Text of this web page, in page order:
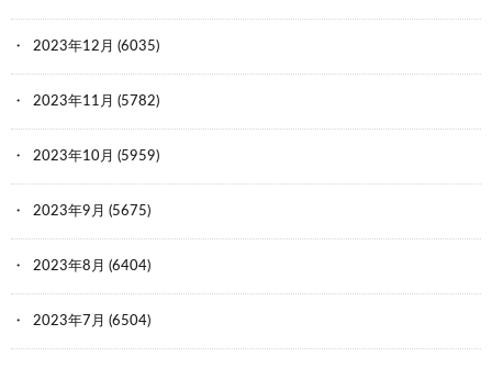
2023年12月 (6035)
2023年11月 (5782)
2023年10月 (5959)
2023年9月 (5675)
2023年8月 (6404)
2023年7月 (6504)